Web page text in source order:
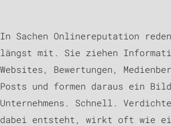
In Sachen Onlinereputation
längst mit. Sie ziehen
Websites, Bewertungen,
Posts und formen daraus ein
Unternehmens. Schnell.
dabei entsteht, wirkt oft wie